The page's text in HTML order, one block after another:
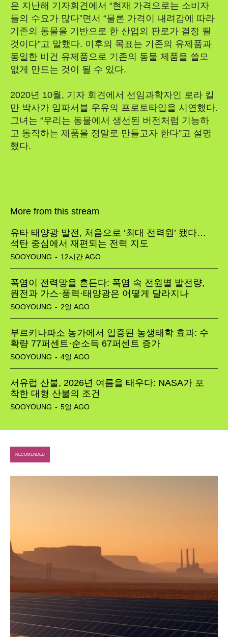
은 지난해 기자회견에서 “현재 가격으로는 소비자
들의 수요가 많다”면서 “물론 가격이 내려감에 따라
기존의 동물을 기반으로 한 산업의 판로가 결정 될
것이다”고 말했다. 이후의 목표는 기존의 유제품과
동일한 비건 유제품으로 기존의 동물 제품을 쓸모
없게 만드는 것이 될 수 있다.
2020년 10월, 기자 회견에서 선임과학자인 로라 킬
만 박사가 임파서블 우유의 프로토타입을 시연했다.
그녀는 “우리는 동물에서 생선된 버전처럼 기능하
고 동작하는 제품을 정말로 만들고자 한다”고 설명
했다.
More from this stream
유타 태양광 발전, 처음으로 ‘최대 전력원’ 됐다…
석탄 중심에서 재편되는 전력 지도
SOOYOUNG - 12시간 AGO
폭염이 전력망을 흔든다: 폭염 속 전원별 발전량,
원전과 가스·풍력·태양광은 어떻게 달라지나
SOOYOUNG - 2일 AGO
부르키나파소 농가에서 입증된 농생태학 효과: 수
확량 77퍼센트·순소득 67퍼센트 증가
SOOYOUNG - 4일 AGO
서유럽 산불, 2026년 여름을 태우다: NASA가 포
착한 대형 산불의 조건
SOOYOUNG - 5일 AGO
RECOMENDED